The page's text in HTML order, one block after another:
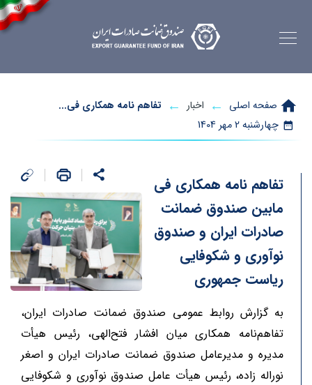
صفحه اصلی اخبار تفاهم نامه همکاری فی...
چهارشنبه2 مهر 1404
تفاهم نامه همکاری فی
مابین صندوق ضمانت
صادرات ایران و صندوق
نوآوری و شکوفایی
ریاست جمهوری
به گزارش روابط عمومی صندوق ضمانت صادرات ایران،
تفاهم‌نامه همکاری میان افشار فتح‌الهی، رئیس هیأت
مدیره و مدیرعامل صندوق ضمانت صادرات ایران و اصغر
نوراله زاده، رئیس هیأت عامل صندوق نوآوری و شکوفایی